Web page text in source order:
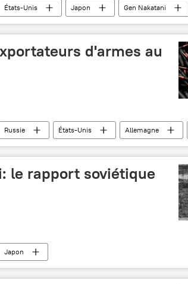
États-Unis Japon
Gen Nakatani
nucléaires
d'armes au
Russie États-Unis Allemagne
le rapport soviétique
Japon
d'Hiroshima et Nagasaki
bombardements